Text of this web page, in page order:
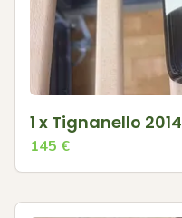
1 x Tignanello 2014
145 €